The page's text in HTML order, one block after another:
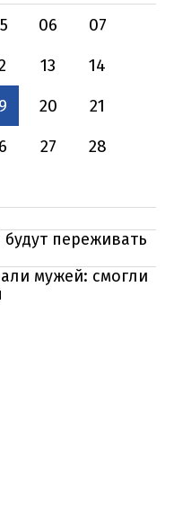
06
07
13
14
20
21
27
28
переживать
мужей: смогли